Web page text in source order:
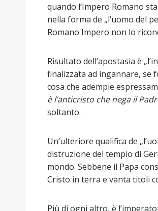
quando l’Impero Romano
nella forma de „l’uomo del
Romano Impero non lo
Risultato dell’apostasia è
finalizzata ad ingannare, se
cosa che adempie
è l’anticristo che nega il
soltanto.
Un’ulteriore qualifica de
distruzione del tempio di
mondo. Sebbene il Papa
Cristo in terra e vanta titoli
Più di ogni altro, è